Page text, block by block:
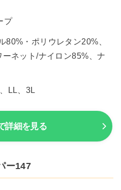
プ
80%・ポリウレタン20%、
ネット/ナイロン85%、ナ
LL、3L
詳細を見る
ー147